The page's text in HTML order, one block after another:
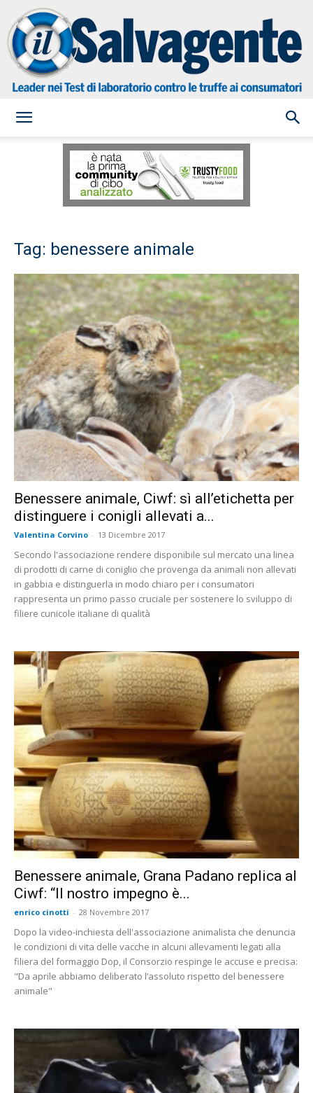
Salvagente
Tag: benessere animale
Benessere animale, Ciwf: sì all’etichetta per
distinguere i conigli allevati a...
Valentina Corvino - 13 Dicembre 2017
Secondo l'associazione rendere disponibile sul mercato una linea
di prodotti di carne di coniglio che provenga da animali non allevati
in gabbia e distinguerla in modo chiaro per i consumatori
rappresenta un primo passo cruciale per sostenere lo sviluppo di
filiere cunicole italiane di qualità
Benessere animale, Grana Padano replica al
Ciwf: “Il nostro impegno è...
enrico cinotti - 28 Novembre 2017
Dopo la video-inchiesta dell'associazione animalista che denuncia
le condizioni di vita delle vacche in alcuni allevamenti legati alla
filiera del formaggio Dop, il Consorzio respinge le accuse e precisa:
"Da aprile abbiamo deliberato l’assoluto rispetto del benessere
animale"